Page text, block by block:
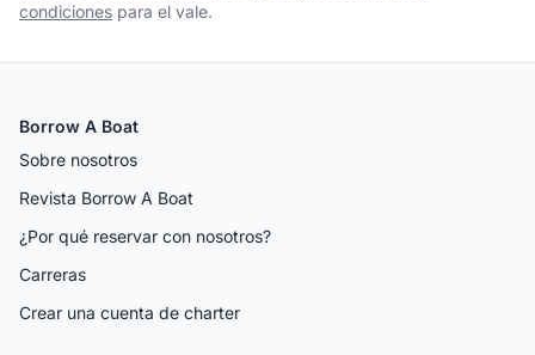
condiciones para el vale.
Borrow A Boat
Sobre nosotros
Revista Borrow A Boat
¿Por qué reservar con nosotros?
Carreras
Crear una cuenta de charter